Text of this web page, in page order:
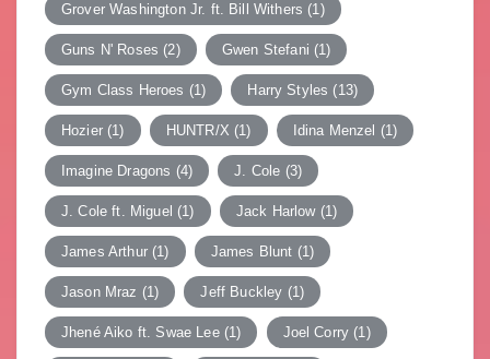
Grover Washington Jr. ft. Bill Withers (1)
Guns N' Roses (2) Gwen Stefani (1)
Gym Class Heroes (1) Harry Styles (13)
Hozier(1) HUNTR/X (1) Idina Menzel (1)
Imagine Dragons (4) J. Cole (3)
J. Cole ft. Miguel (1) Jack Harlow(1)
James Arthur(1) James Blunt (1)
Jason Mraz (1) Jeff Buckley (1)
Jhené Aiko ft. Swae Lee(1) Joel Corry (1)